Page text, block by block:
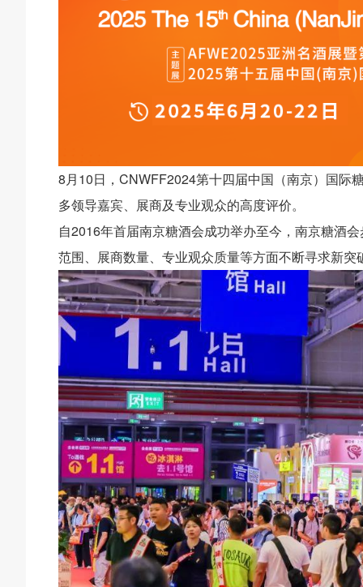
8月10日，CNWFF2024第十四届中国（南京）国际
多领导嘉宾、展商及专业观众的高度评价。
自2016年首届南京糖酒会成功举办至今，南京糖酒
范围、展商数量、专业观众质量等方面不断寻求新